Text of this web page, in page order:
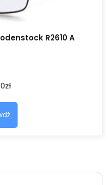
R2610 A
zł